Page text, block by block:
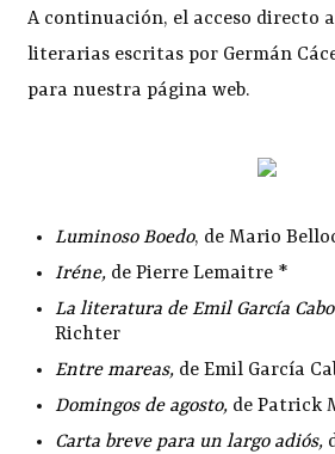
A continuación, el acceso directo
literarias escritas por Germán
para nuestra página web.
Luminoso Boedo, de Mario
Iréne, de Pierre Lemaitre *
La literatura de Emil García
Richter
Entre mareas, de Emil García
Domingos de agosto, de Patrick
Carta breve para un largo adiós,